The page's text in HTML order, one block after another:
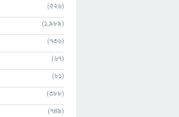
(526)
(1,989)
(736)
(67)
(81)
(388)
(749)